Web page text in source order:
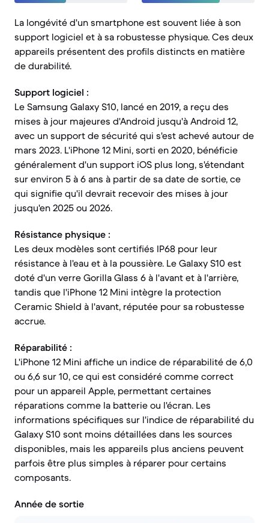
La longévité d'un smartphone est souvent liée à son
support logiciel et à sa robustesse physique. Ces deux
appareils présentent des profils distincts en matière
de durabilité.
Support logiciel :
Le Samsung Galaxy S10, lancé en 2019, a reçu des
mises à jour majeures d'Android jusqu'à Android 12,
avec un support de sécurité qui s'est achevé autour de
mars 2023. L'iPhone 12 Mini, sorti en 2020, bénéficie
généralement d'un support iOS plus long, s'étendant
sur environ 5 à 6 ans à partir de sa date de sortie, ce
qui signifie qu'il devrait recevoir des mises à jour
jusqu'en 2025 ou 2026.
Résistance physique :
Les deux modèles sont certifiés IP68 pour leur
résistance à l'eau et à la poussière. Le Galaxy S10 est
doté d'un verre Gorilla Glass 6 à l'avant et à l'arrière,
tandis que l'iPhone 12 Mini intègre la protection
Ceramic Shield à l'avant, réputée pour sa robustesse
accrue.
Réparabilité :
L'iPhone 12 Mini affiche un indice de réparabilité de 6,0
ou 6,6 sur 10, ce qui est considéré comme correct
pour un appareil Apple, permettant certaines
réparations comme la batterie ou l'écran. Les
informations spécifiques sur l'indice de réparabilité du
Galaxy S10 sont moins détaillées dans les sources
disponibles, mais les appareils plus anciens peuvent
parfois être plus simples à réparer pour certains
composants.
Année de sortie